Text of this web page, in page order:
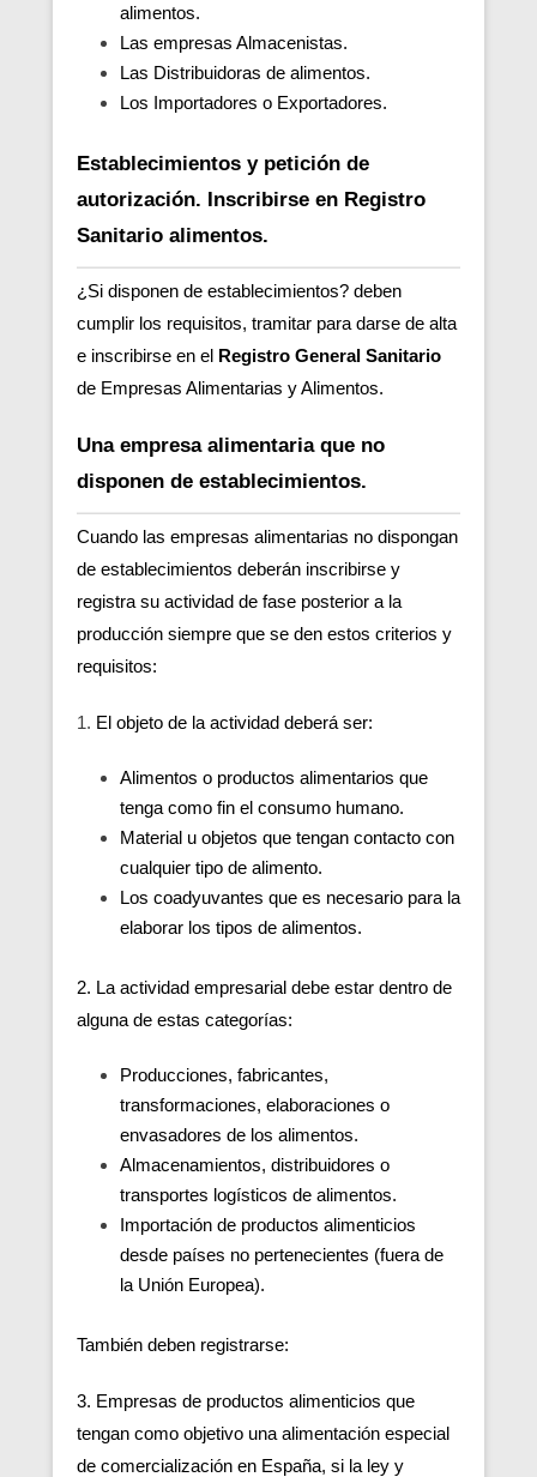
alimentos.
Las empresas Almacenistas.
Las Distribuidoras de alimentos.
Los Importadores o Exportadores.
Establecimientos y petición de
autorización. Inscribirse en Registro
Sanitario alimentos.
¿Si disponen de establecimientos? deben
cumplir los requisitos, tramitar para darse de alta
e inscribirse en el Registro General Sanitario
de Empresas Alimentarias y Alimentos.
Una empresa alimentaria que no
disponen de establecimientos.
Cuando las empresas alimentarias no dispongan
de establecimientos deberán inscribirse y
registra su actividad de fase posterior a la
producción siempre que se den estos criterios y
requisitos:
1. El objeto de la actividad deberá ser:
Alimentos o productos alimentarios que
tenga como fin el consumo humano.
Material u objetos que tengan contacto con
cualquier tipo de alimento.
Los coadyuvantes que es necesario para la
elaborar los tipos de alimentos.
2. La actividad empresarial debe estar dentro de
alguna de estas categorías:
Producciones, fabricantes,
transformaciones, elaboraciones o
envasadores de los alimentos.
Almacenamientos, distribuidores o
transportes logísticos de alimentos.
Importación de productos alimenticios
desde países no pertenecientes (fuera de
la Unión Europea).
También deben registrarse:
3. Empresas de productos alimenticios que
tengan como objetivo una alimentación especial
de comercialización en España, si la ley y